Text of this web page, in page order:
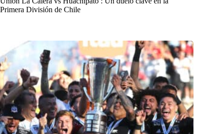
Primera División de Chile